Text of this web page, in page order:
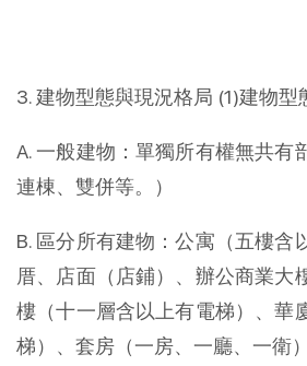
3. 建物型態與現況格局 (1)建物型
A. 一般建物：單獨所有權無共有
連棟、雙併等。）
B. 區分所有建物：公寓（五樓含
厝、店面（店鋪）、辦公商業大
樓（十一層含以上有電梯）、華
梯）、套房（一房、一廳、一衛）